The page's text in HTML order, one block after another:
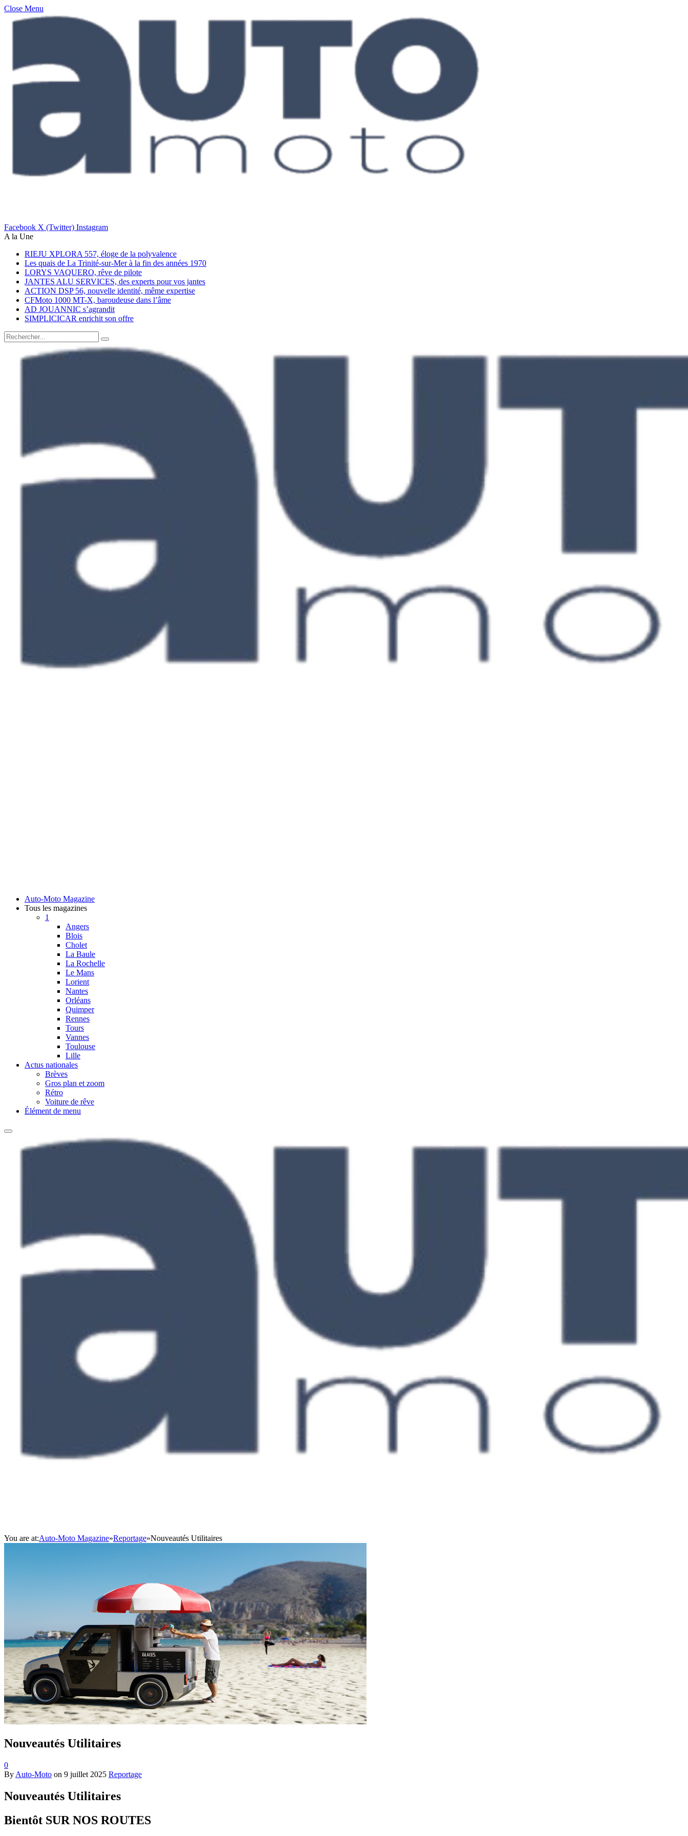
Close Menu
Facebook X (Twitter) Instagram
A la Une
RIEJU XPLORA 557, éloge de la polyvalence
Les quais de La Trinité-sur-Mer à la fin des années 1970
LORYS VAQUERO, rêve de pilote
JANTES ALU SERVICES, des experts pour vos jantes
ACTION DSP 56, nouvelle identité, même expertise
CFMoto 1000 MT-X, baroudeuse dans l’âme
AD JOUANNIC s’agrandit
SIMPLICICAR enrichit son offre
Auto-Moto Magazine
Tous les magazines
1
Angers
Blois
Cholet
La Baule
La Rochelle
Le Mans
Lorient
Nantes
Orléans
Quimper
Rennes
Tours
Vannes
Toulouse
Lille
Actus nationales
Brèves
Gros plan et zoom
Rétro
Voiture de rêve
Élément de menu
You are at:Auto-Moto Magazine»Reportage»Nouveautés Utilitaires
Nouveautés Utilitaires
0
By Auto-Moto on 9 juillet 2025 Reportage
Nouveautés Utilitaires
Bientôt SUR NOS ROUTES